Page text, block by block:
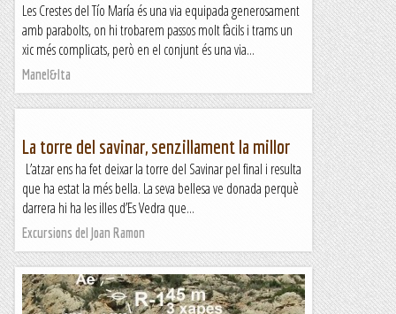
Les Crestes del Tío María és una via equipada generosament
amb parabolts, on hi trobarem passos molt fàcils i trams un
xic més complicats, però en el conjunt és una via...
Manel&Ita
La torre del savinar, senzillament la millor
L’atzar ens ha fet deixar la torre del Savinar pel final i resulta
que ha estat la més bella. La seva bellesa ve donada perquè
darrera hi ha les illes d’Es Vedra que...
Excursions del Joan Ramon